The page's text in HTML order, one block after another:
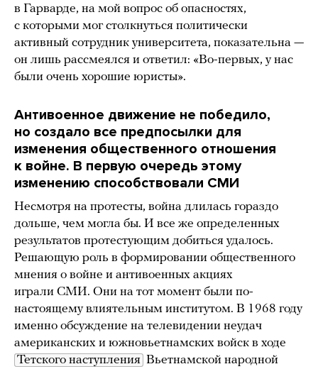
в Гарварде, на мой вопрос об опасностях,
с которыми мог столкнуться политически
активный сотрудник университета, показательна —
он лишь рассмеялся и ответил: «Во-первых, у нас
были очень хорошие юристы».
Антивоенное движение не победило,
но создало все предпосылки для
изменения общественного отношения
к войне. В первую очередь этому
изменению способствовали СМИ
Несмотря на протесты, война длилась гораздо
дольше, чем могла бы. И все же определенных
результатов протестующим добиться удалось.
Решающую роль в формировании общественного
мнения о войне и антивоенных акциях
играли СМИ. Они на тот момент были по-
настоящему влиятельным институтом. В 1968 году
именно обсуждение на телевидении неудач
американских и южновьетнамских войск в ходе
Тетского наступления Вьетнамской народной